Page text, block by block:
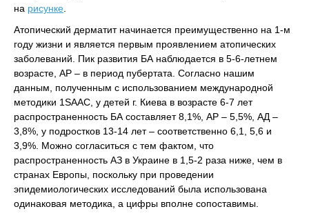
на рисунке
Атопический дерматит начинается преимущественно на 1-м
году жизни и является первым проявлением атопических
заболеваний. Пик развития БА наблюдается в 5-6-летнем
возрасте, АР – в период пубертата. Согласно нашим
данным, полученным с использованием международной
методики 1SAAC, у детей г. Киева в возрасте 6-7 лет
распространенность БА составляет 8,1%, АР – 5,5%, АД –
3,8%, у подростков 13-14 лет – соответственно 6,1, 5,6 и
3,9%. Можно согласиться с тем фактом, что
распространенность АЗ в Украине в 1,5-2 раза ниже, чем в
странах Европы, поскольку при проведении
эпидемиологических исследований была использована
одинаковая методика, а цифры вполне сопоставимы.